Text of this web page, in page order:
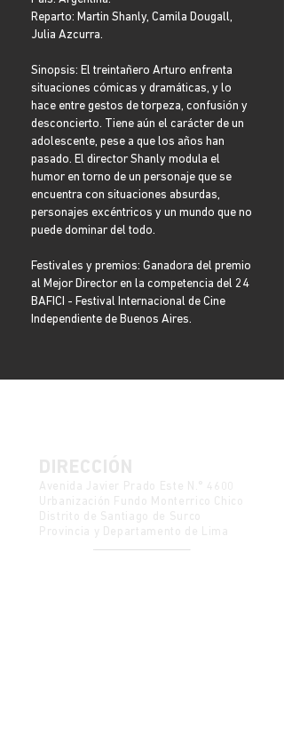
Reparto: Martin Shanly, Camila Dougall,
Julia Azcurra.
Sinopsis: El treintañero Arturo enfrenta
situaciones cómicas y dramáticas, y lo
hace entre gestos de torpeza, confusión y
desconcierto. Tiene aún el carácter de un
adolescente, pese a que los años han
pasado. El director Shanly modula el
humor en torno de un personaje que se
encuentra con situaciones absurdas,
personajes excéntricos y un mundo que no
puede dominar del todo.
Festivales y premios: Ganadora del premio
al Mejor Director en la competencia del 24
BAFICI - Festival Internacional de Cine
Independiente de Buenos Aires.